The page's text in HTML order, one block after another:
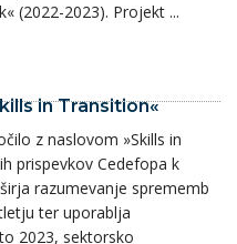
(2022-2023). Projekt ...
in Transition«
z naslovom »Skills in
prispevkov Cedefopa k
razumevanje sprememb
ter uporablja
2023, sektorsko